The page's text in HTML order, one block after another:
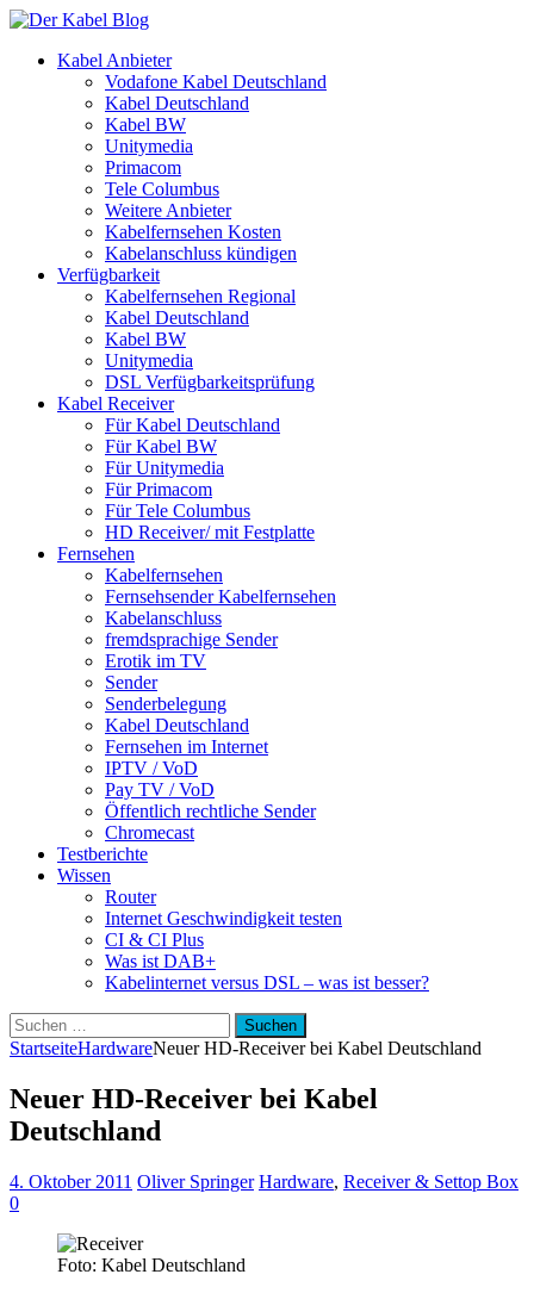
Kabel Anbieter
Vodafone Kabel Deutschland
Kabel Deutschland
Kabel BW
Unitymedia
Primacom
Tele Columbus
Weitere Anbieter
Kabelfernsehen Kosten
Kabelanschluss kündigen
Verfügbarkeit
Kabelfernsehen Regional
Kabel Deutschland
Kabel BW
Unitymedia
DSL Verfügbarkeitsprüfung
Kabel Receiver
Für Kabel Deutschland
Für Kabel BW
Für Unitymedia
Für Primacom
Für Tele Columbus
HD Receiver/ mit Festplatte
Fernsehen
Kabelfernsehen
Fernsehsender Kabelfernsehen
Kabelanschluss
fremdsprachige Sender
Erotik im TV
Sender
Senderbelegung
Kabel Deutschland
Fernsehen im Internet
IPTV / VoD
Pay TV / VoD
Öffentlich rechtliche Sender
Chromecast
Testberichte
Wissen
Router
Internet Geschwindigkeit testen
CI & CI Plus
Was ist DAB+
Kabelinternet versus DSL – was ist besser?
Suchen
nach:
StartseiteHardwareNeuer HD-Receiver bei Kabel Deutschland
Neuer HD-Receiver bei Kabel
Deutschland
4. Oktober 2011 Oliver Springer Hardware, Receiver & Settop Box
0
Foto: Kabel Deutschland